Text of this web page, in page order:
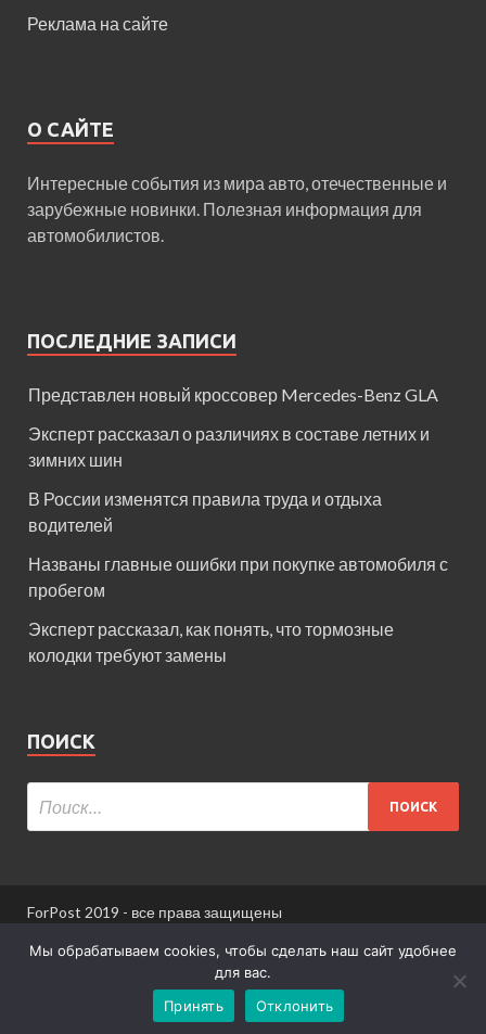
Реклама на сайте
О САЙТЕ
Интересные события из мира авто, отечественные и
зарубежные новинки. Полезная информация для
автомобилистов.
ПОСЛЕДНИЕ ЗАПИСИ
Представлен новый кроссовер Mercedes-Benz GLA
Эксперт рассказал о различиях в составе летних и
зимних шин
В России изменятся правила труда и отдыха
водителей
Названы главные ошибки при покупке автомобиля с
пробегом
Эксперт рассказал, как понять, что тормозные
колодки требуют замены
ПОИСК
ForPost 2019 - все права защищены
При использовании материалов сайта ссылка
Информация для пользователей сайта
Мы обрабатываем cookies, чтобы сделать наш сайт удобнее
для вас.
Принять
Отклонить